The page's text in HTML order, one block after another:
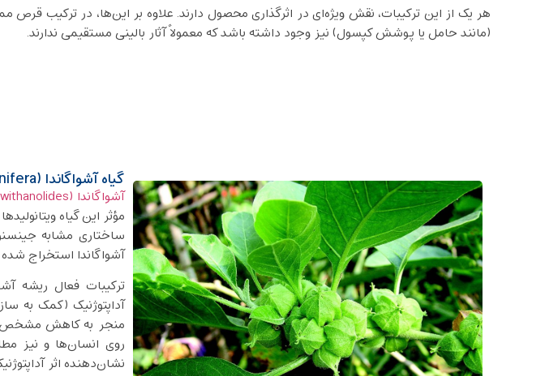
هر یک از این ترکیبات، نقش ویژه‌ای در اثرگذاری محصول دارند. علاوه بر این‌ها، در ترکیب
(مانند حامل‌ یا پوشش کپسول) نیز وجود داشته باشد که معمولاً آثار بالینی مستقیمی ندارند.
گیاه آشواگاندا (Withania somnifera)
آشواگاندا (withanolides)
آشواگاندا استخراج
آداپتوژنیک (کمک به
منجر به کاهش مشخص
روی انسان‌ها و نیز
نشان‌دهنده اثر